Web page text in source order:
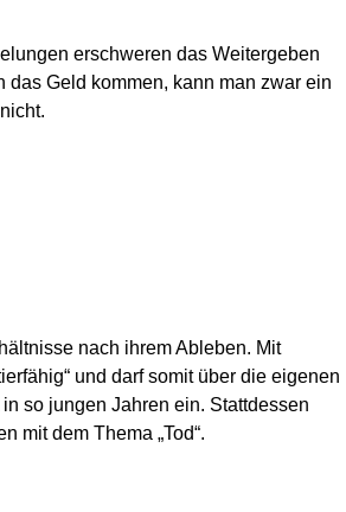
erschweren das Weitergeben
Geld kommen, kann man zwar ein
nach ihrem Ableben. Mit
und darf somit über die eigenen
so jungen Jahren ein. Stattdessen
mit dem Thema „Tod“.